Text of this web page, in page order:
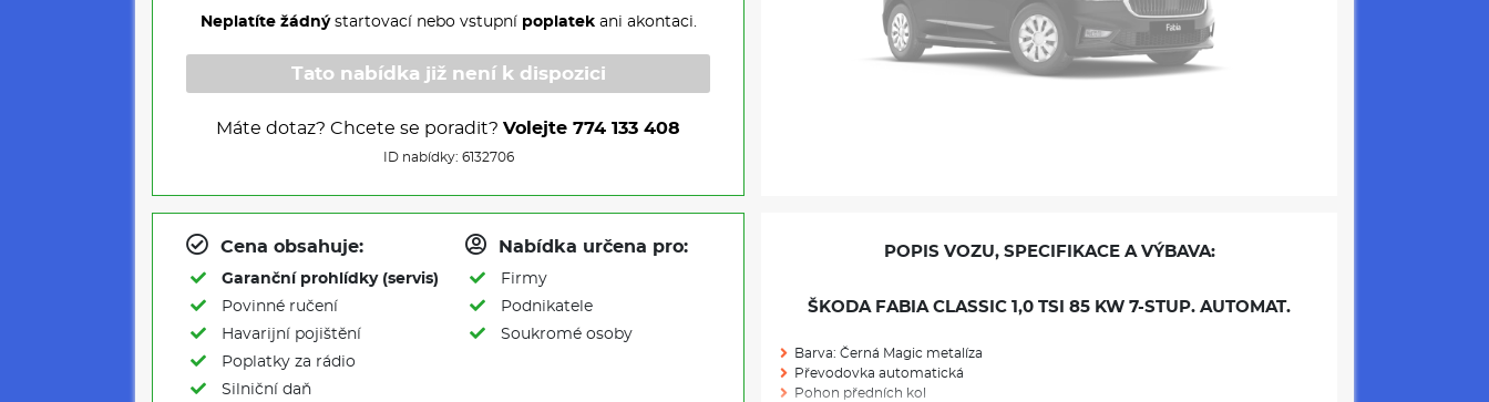
Neplatíte žádnýstartovací nebo vstupní poplatekani akontaci.
Tato nabídka již není k dispozici
Máte dotaz? Chcete se poradit? Volejte 774 133 408
ID nabídky: 6132706
Cena obsahuje:
Garanční prohlídky (servis)
Povinné ručení
Havarijní pojištění
Poplatky za rádio
Silniční daň
Nabídka určena pro:
Firmy
Podnikatele
Soukromé osoby
POPIS VOZU, SPECIFIKACE A VÝBAVA:
ŠKODA FABIA CLASSIC 1,0 TSI 85 KW 7-STUP. AUTOMAT.
Barva: Černá Magic metalíza
Převodovka automatická
Pohon předních kol